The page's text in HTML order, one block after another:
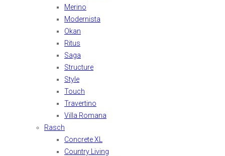
Merino
Modernista
Okan
Ritus
Saga
Structure
Style
Touch
Travertino
Villa Romana
Rasch
Concrete XL
Country Living